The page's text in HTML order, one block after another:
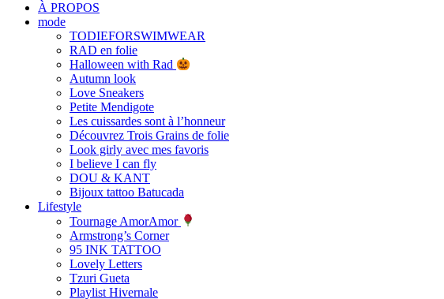
À PROPOS
mode
TODIEFORSWIMWEAR
RAD en folie
Halloween with Rad
Autumn look
Love Sneakers
Petite Mendigote
Les cuissardes sont à l’honneur
Découvrez Trois Grains de folie
Look girly avec mes favoris
I believe I can fly
DOU & KANT
Bijoux tattoo Batucada
Lifestyle
Tournage AmorAmor
Armstrong’s Corner
95 INK TATTOO
Lovely Letters
Tzuri Gueta
Playlist Hivernale